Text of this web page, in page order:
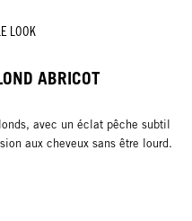
LOOK
ABRICOT
avec un éclat pêche subtil
aux cheveux sans être lourd.